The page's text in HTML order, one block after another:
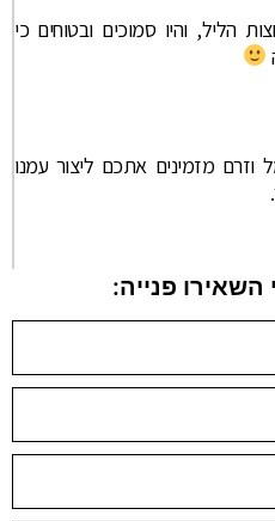
הליל, והיו סמוכים ובטוחים כי
מזמינים אתכם ליצור עמנו
פנייה: